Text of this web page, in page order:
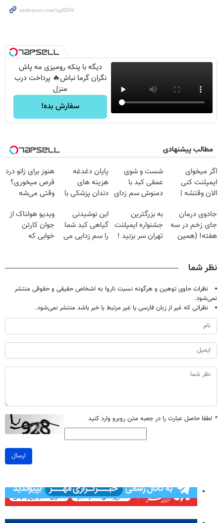
دیگه با پنکه رومیزی مه پاش
نگران گرما نباش🔥 پرداخت درب
منزل
سفارش بده!
مطالب پیشنهادی
اگر میخوای
ایمپلنت کنی
الان وقتشه |
میلیون تومان!!!
شست و شوی
عمقی کبد با
دمنوش سم زدای
پایان دغدغه
هزینه های
دندان پزشکی با
خانگی
هنوز برای زانو درد
قرص میخوری؟
وقتی می‌شه
درمانش کرد؟؟؟؟
جادوی درمان
جای زخم در سه
هفته! (همین
به بزرگترین
جشنواره ایمپلنت
تهران سر بزنید !
این نوشیدنی
گیاهی کبد شما
را سم زدایی می
ویدیو هولناک از
جوان کارتن
خوابی که
نظر شما
نظرات حاوی توهین و هرگونه نسبت ناروا به اشخاص حقیقی و حقوقی منتشر
نمی‌شود.
نظراتی که غیر از زبان فارسی یا غیر مرتبط با خبر باشد منتشر نمی‌شود.
* لطفا حاصل عبارت را در جعبه متن روبرو وارد کنید
ارسال